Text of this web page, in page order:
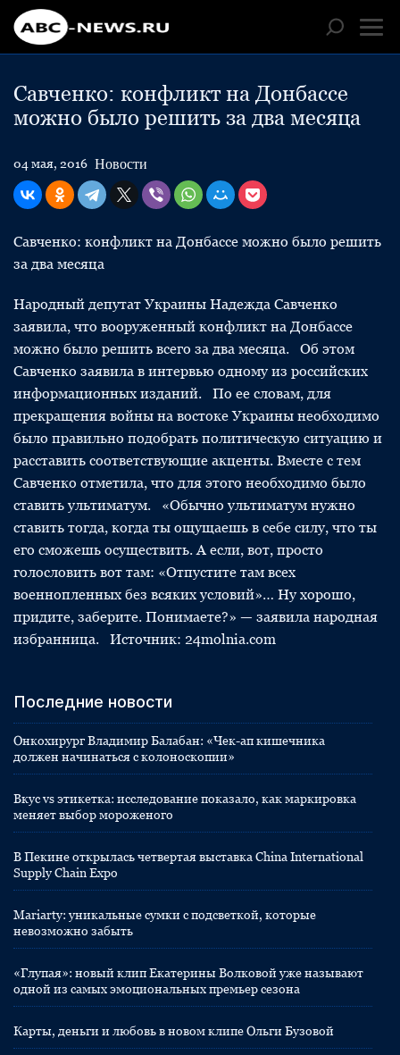
Савченко: конфликт на Донбассе
можно было решить за два месяца
04 мая, 2016 Новости
Савченко: конфликт на Донбассе можно было решить
за два месяца
Народный депутат Украины Надежда Савченко
заявила, что вооруженный конфликт на Донбассе
можно было решить всего за два месяца. Об этом
Савченко заявила в интервью одному из российских
информационных изданий. По ее словам, для
прекращения войны на востоке Украины необходимо
было правильно подобрать политическую ситуацию и
расставить соответствующие акценты. Вместе с тем
Савченко отметила, что для этого необходимо было
ставить ультиматум. «Обычно ультиматум нужно
ставить тогда, когда ты ощущаешь в себе силу, что ты
его сможешь осуществить. А если, вот, просто
голословить вот там: «Отпустите там всех
военнопленных без всяких условий»… Ну хорошо,
придите, заберите. Понимаете?» — заявила народная
избранница. Источник: 24molnia.com
Последние новости
Онкохирург Владимир Балабан: «Чек-ап кишечника
должен начинаться с колоноскопии»
Вкус vs этикетка: исследование показало, как маркировка
меняет выбор мороженого
В Пекине открылась четвертая выставка China International
Supply Chain Expo
Mariarty: уникальные сумки с подсветкой, которые
невозможно забыть
«Глупая»: новый клип Екатерины Волковой уже называют
одной из самых эмоциональных премьер сезона
Карты, деньги и любовь в новом клипе Ольги Бузовой